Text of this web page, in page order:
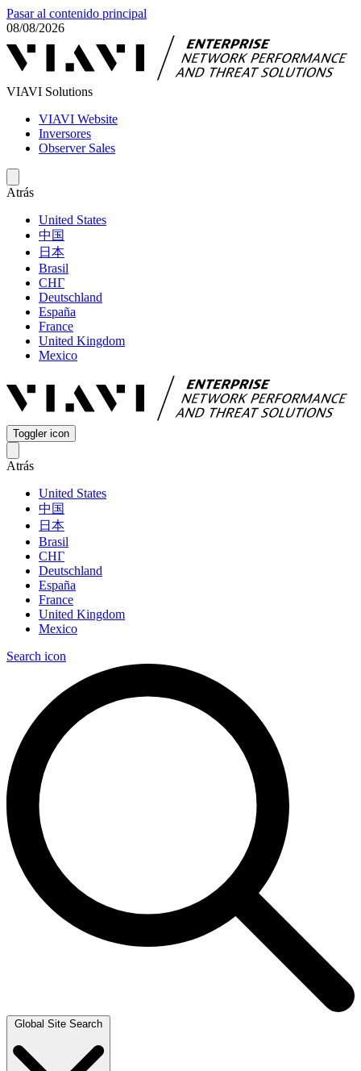
Pasar al contenido principal
08/08/2026
VIAVI Solutions
VIAVI Website
Inversores
Observer Sales
Atrás
United States
中国
日本
Brasil
СНГ
Deutschland
España
France
United Kingdom
Mexico
Toggler icon
Atrás
United States
中国
日本
Brasil
СНГ
Deutschland
España
France
United Kingdom
Mexico
Search icon
Global Site Search